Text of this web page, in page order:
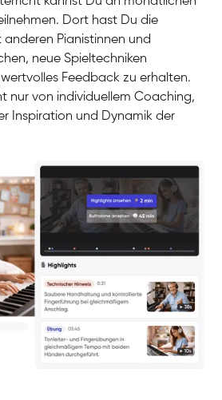
Dort hast Du die
Pianistinnen und
neue Spieltechniken
Feedback zu erhalten.
nur von individuellem Coaching,
Inspiration und Dynamik der